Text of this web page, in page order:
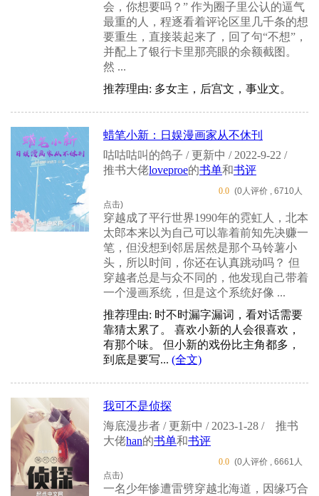
会，你想要吗？” 作为圈子里公认的逼气
最重的人，程逐看着评论区里几千条的想
要重生，直接装起来了，回了句“不想”，
并配上了银行卡里那亮眼的余额截图。
然 ...
推荐理由: 多女主，后宫文，事业文。
蜡笔小新：日娱漫画家从不休刊
咕咕咕叫的鸽子 / 更新中 / 2022-9-22 /
推书大佬loveproe的书单和书评
0.0 (0人评价 , 6710人
点击)
穿越成了平行世界1990年的霓虹人，北本
太郎本来以为自己可以靠着前知先决赚一
笔，但没想到邻居居然是那个马铃薯小
头，所以时间，你还在认真跳动吗？ 但
穿越者总是与众不同的，他发现自己带着
一个漫画系统，但是这个系统好像 ...
推荐理由: 时不时漏字漏词，看对话需要
靠猜太累了。 喜欢小新的人会很喜欢，
有那个味。 但小新的戏份比主角都多，
到底是要写... (全文)
我可不是侦探
海底漫步者 / 更新中 / 2023-1-28 /
推书
大佬han的书单和书评
0.0 (0人评价 , 6661人
点击)
一名少年惨遭雷劈穿越北海道，因缘巧合